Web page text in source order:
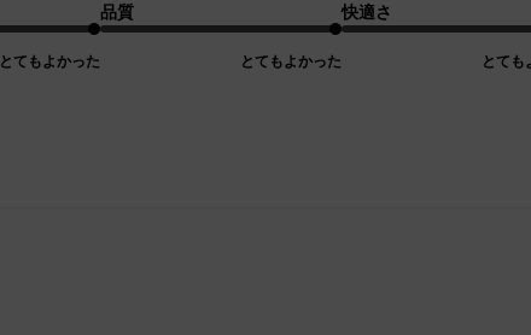
とてもよかった
品質
とてもよかった
快適さ
とても